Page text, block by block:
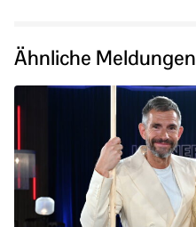
Ähnliche Meldungen